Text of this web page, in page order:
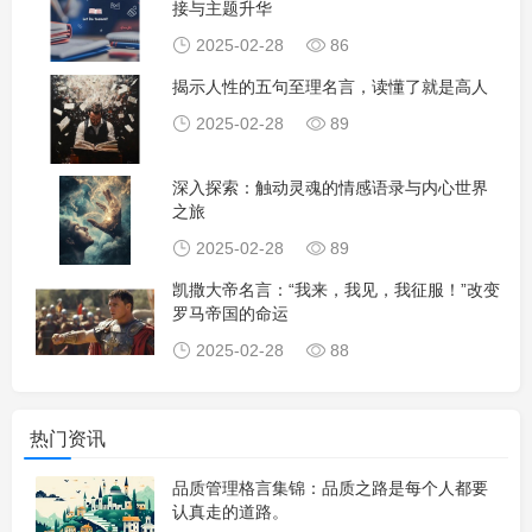
接与主题升华
2025-02-28
86
揭示人性的五句至理名言，读懂了就是高人
2025-02-28
89
深入探索：触动灵魂的情感语录与内心世界
之旅
2025-02-28
89
凯撒大帝名言：“我来，我见，我征服！”改变
罗马帝国的命运
2025-02-28
88
热门资讯
品质管理格言集锦：品质之路是每个人都要
认真走的道路。